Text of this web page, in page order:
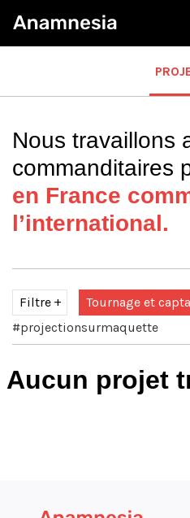
Nous travaillons
commanditaires
en France
l’international.
Filtre
Tous Assistance à
Conception et ingénierie
Tournage et
#projectionsurmaquette
Aucun projet